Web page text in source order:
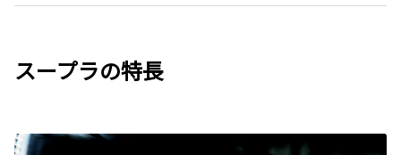
スープラの特長